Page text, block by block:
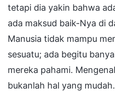
tetapi dia yakin bahwa
ada maksud baik-Nya di
Manusia tidak mampu
sesuatu; ada begitu
mereka pahami.
bukanlah hal yang mudah.